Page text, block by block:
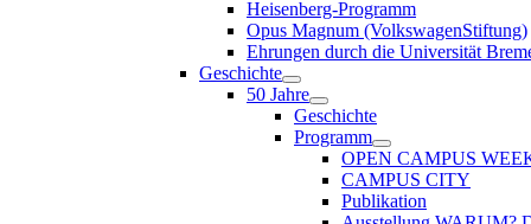
Heisenberg-Programm
Opus Magnum (VolkswagenStiftung)
Ehrungen durch die Universität
Geschichte
50 Jahre
Geschichte
Programm
OPEN CAMPUS
CAMPUS CITY
Publikation